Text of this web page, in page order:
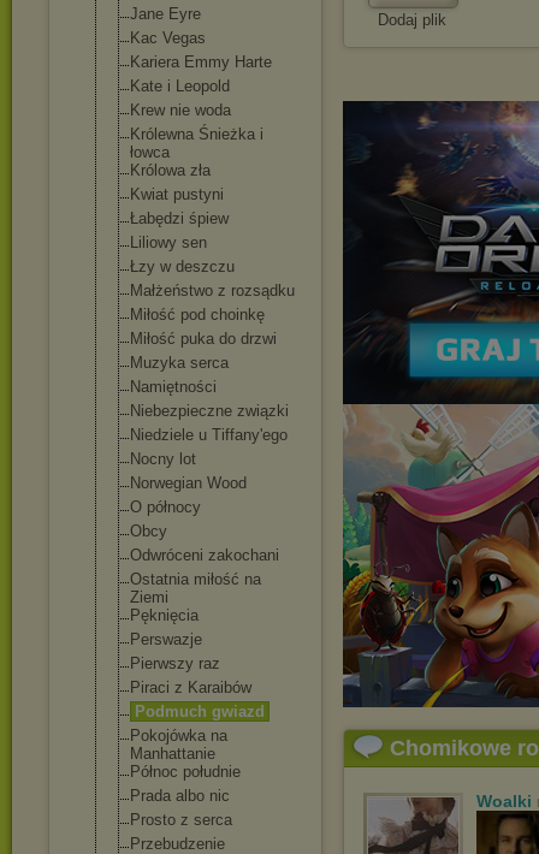
Jane Eyre
Kac Vegas
Kariera Emmy Harte
Kate i Leopold
Krew nie woda
Królewna Śnieżka i
łowca
Królowa zła
Kwiat pustyni
Łabędzi śpiew
Liliowy sen
Łzy w deszczu
Małżeństwo z rozsądku
Miłość pod choinkę
Miłość puka do drzwi
Muzyka serca
Namiętności
Niebezpieczne związki
Niedziele u Tiffany'ego
Nocny lot
Norwegian Wood
O północy
Obcy
Odwróceni zakochani
Ostatnia miłość na
Ziemi
Pęknięcia
Perswazje
Pierwszy raz
Piraci z Karaibów
Podmuch gwiazd
Pokojówka na
Manhattanie
Północ południe
Prada albo nic
Prosto z serca
Przebudzenie
Dodaj plik
Chomikowe
Woalki